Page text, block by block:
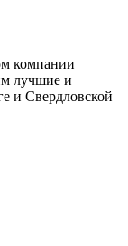
компании
лучшие и
и Свердловской